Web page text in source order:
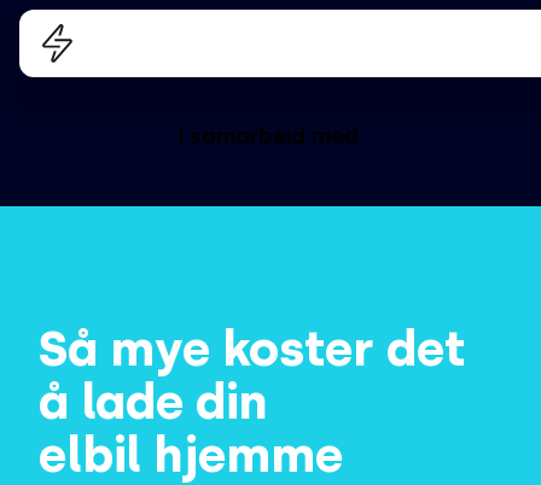
i samarbeid med
Så mye koster det
å lade din
elbil hjemme